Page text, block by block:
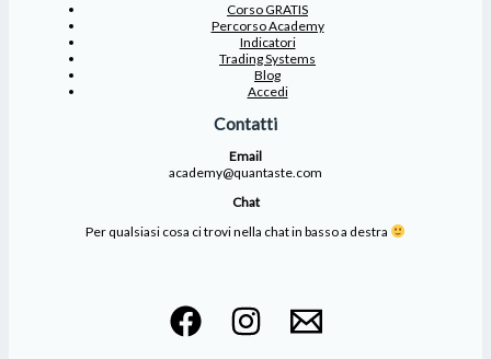
Corso GRATIS
Percorso Academy
Indicatori
Trading Systems
Blog
Accedi
Contatti
Email
academy@quantaste.com
Chat
Per qualsiasi cosa ci trovi nella chat in basso a destra